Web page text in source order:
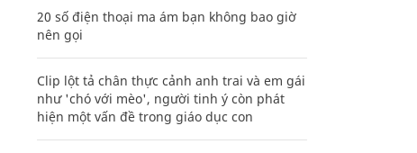
20 số điện thoại ma ám bạn không bao giờ
nên gọi
Clip lột tả chân thực cảnh anh trai và em gái
như 'chó với mèo', người tinh ý còn phát
hiện một vấn đề trong giáo dục con